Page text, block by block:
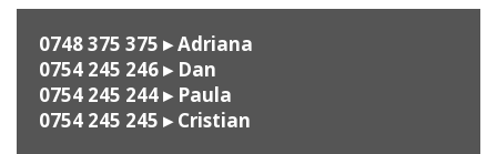
0748 375 375 ▸ Adriana
0754 245 246▸ Dan
0754 245 244▸ Paula
0754 245 245 ▸ Cristian